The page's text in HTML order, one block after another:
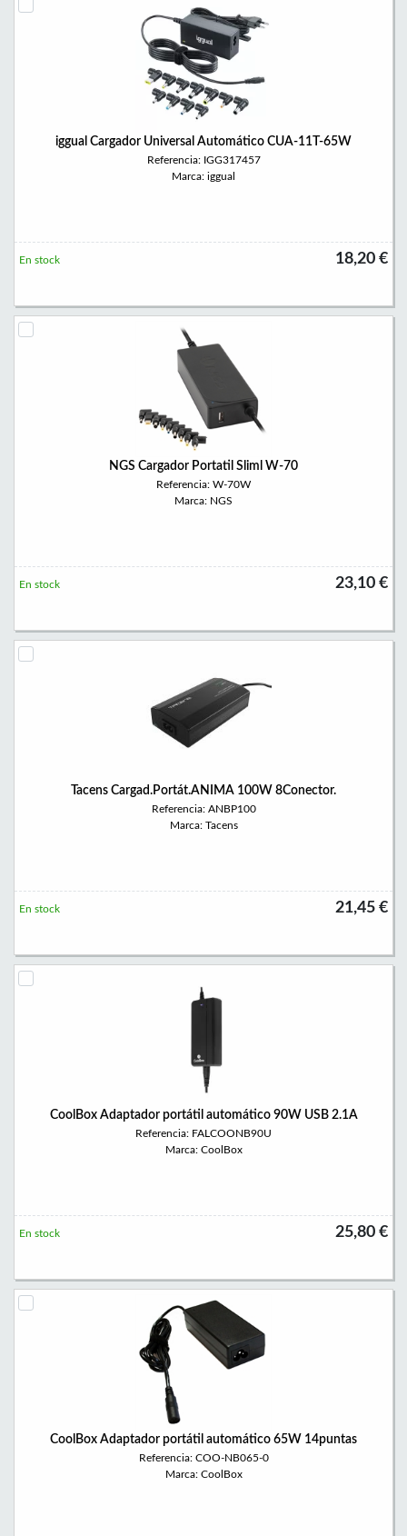
iggual Cargador Universal Automático CUA-11T-65W
Referencia: IGG317457
Marca: iggual
18,20 €
En stock
NGS Cargador Portatil Sliml W-70
Referencia: W-70W
Marca: NGS
23,10 €
En stock
Tacens Cargad.Portát.ANIMA 100W 8Conector.
Referencia: ANBP100
Marca: Tacens
21,45 €
En stock
CoolBox Adaptador portátil automático 90W USB 2.1A
Referencia: FALCOONB90U
Marca: CoolBox
25,80 €
En stock
CoolBox Adaptador portátil automático 65W 14puntas
Referencia: COO-NB065-0
Marca: CoolBox